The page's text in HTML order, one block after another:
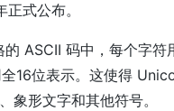
式公布。
ASCII 码中，每个字符
16位表示。这使得
象形文字和其他符号。